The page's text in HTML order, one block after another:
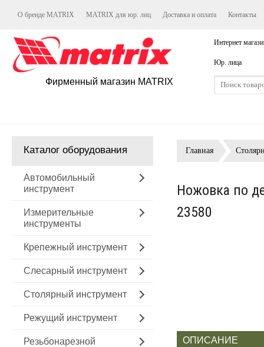
О бренде MATRIX MATRIX для юр. лиц Доставка и оплата Контакты
Фирменный магазин MATRIX
Интернет
Юр. лица
Каталог оборудования
Автомобильный
инструмент
Измерительные
инструменты
Крепежный инструмент
Слесарный инструмент
Столярный инструмент
Режущий инструмент
Резьбонарезной
Главная
Ножовка по
23580
ОПИСАНИЕ